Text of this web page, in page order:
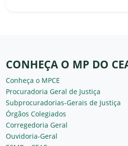
CONHEÇA O MP DO
Conheça o MPCE
Procuradoria Geral de Justiça
Subprocuradorias-Gerais de Justiça
Órgãos Colegiados
Corregedoria Geral
Ouvidoria-Geral